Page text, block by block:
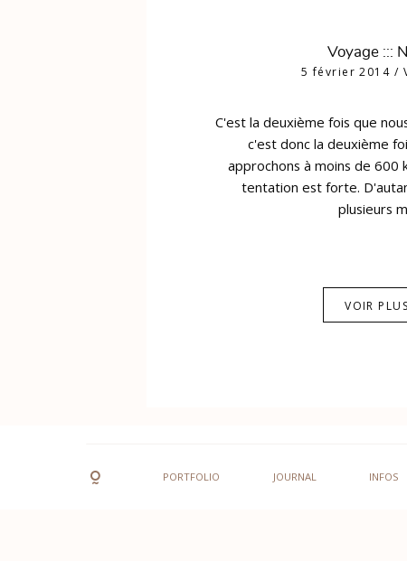
Voyage :::
5 février 2014 /
C'est la deuxième fois que
c'est donc la deuxième
approchons à moins de 600
tentation est forte.
plusieurs
VOIR PLUS
PORTFOLIO JOURNAL INFOS